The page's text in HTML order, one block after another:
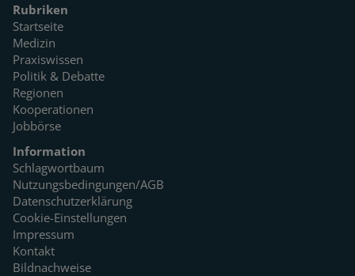
Rubriken
Startseite
Medizin
Praxiswissen
Politik & Debatte
Regionen
Kooperationen
Jobbörse
Information
Schlagwortbaum
Nutzungsbedingungen/AGB
Datenschutzerklärung
Cookie-Einstellungen
Impressum
Kontakt
Bildnachweise